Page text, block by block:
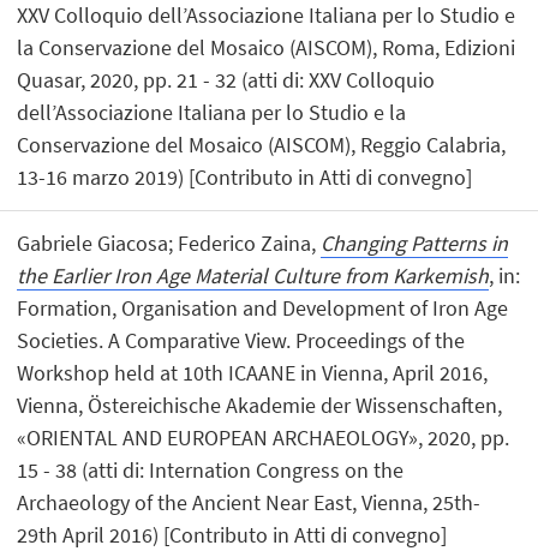
XXV Colloquio dell’Associazione Italiana per lo Studio e
la Conservazione del Mosaico (AISCOM), Roma, Edizioni
Quasar, 2020, pp. 21 - 32 (atti di: XXV Colloquio
dell’Associazione Italiana per lo Studio e la
Conservazione del Mosaico (AISCOM), Reggio Calabria,
13-16 marzo 2019) [Contributo in Atti di convegno]
Gabriele Giacosa; Federico Zaina, Changing Patterns in
the Earlier Iron Age Material Culture from Karkemish, in:
Formation, Organisation and Development of Iron Age
Societies. A Comparative View. Proceedings of the
Workshop held at 10th ICAANE in Vienna, April 2016,
Vienna, Östereichische Akademie der Wissenschaften,
«ORIENTAL AND EUROPEAN ARCHAEOLOGY», 2020, pp.
15 - 38 (atti di: Internation Congress on the
Archaeology of the Ancient Near East, Vienna, 25th-
29th April 2016) [Contributo in Atti di convegno]